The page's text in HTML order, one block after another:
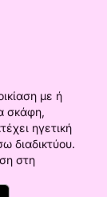
με ή
σκάφη,
ηγετική
διαδικτύου.
στη